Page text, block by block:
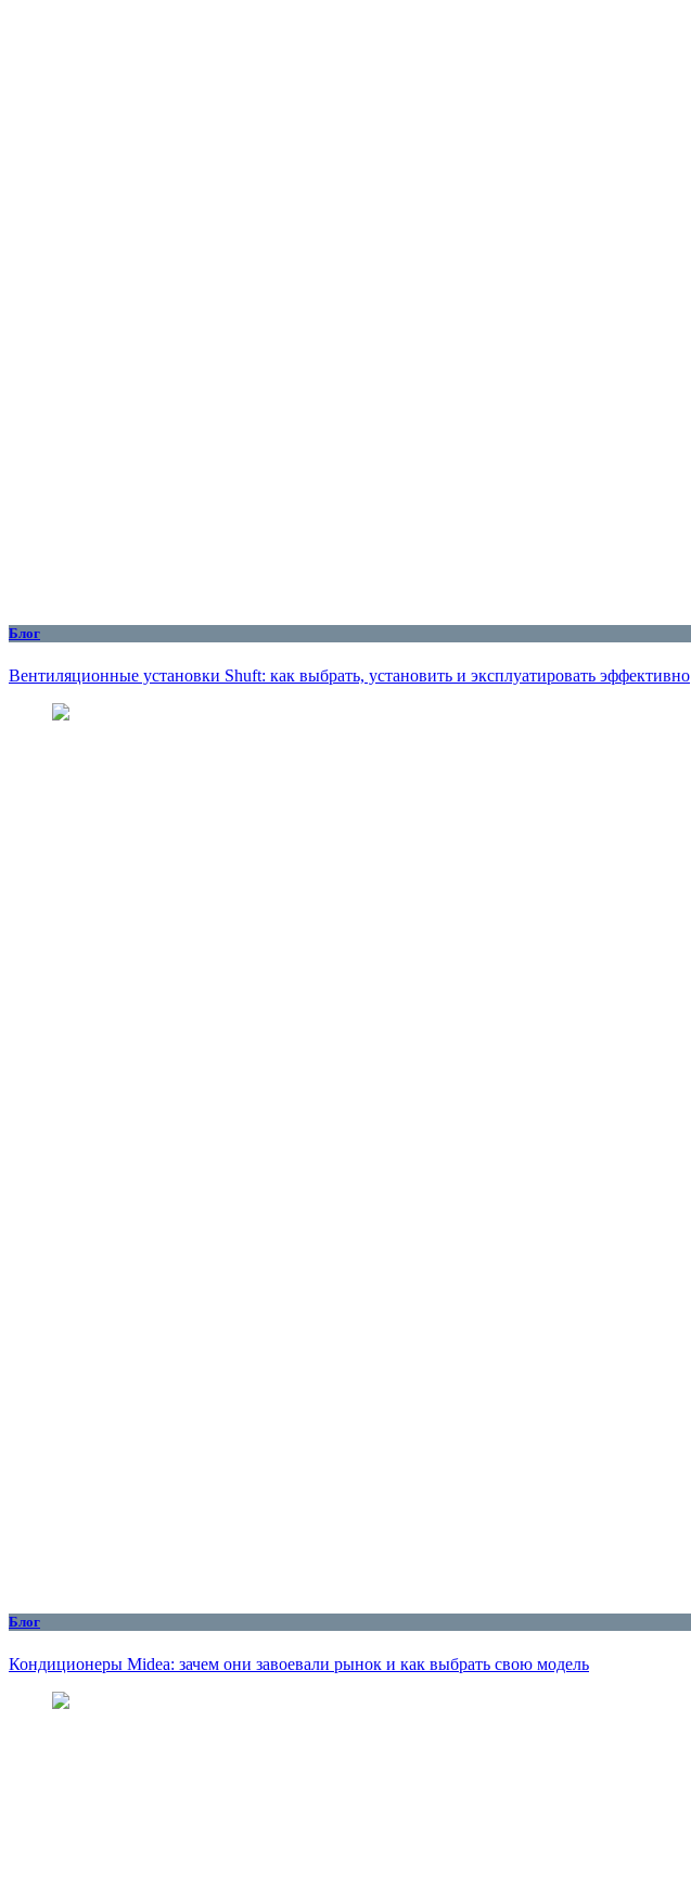
Блог
Вентиляционные установки Shuft: как выбрать, установить и эксплуатировать эффективно
Блог
Кондиционеры Midea: зачем они завоевали рынок и как выбрать свою модель